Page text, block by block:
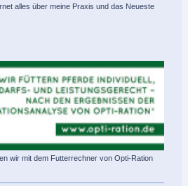
alles über meine Praxis und das Neueste
wir mit dem Futterrechner von Opti-Ration